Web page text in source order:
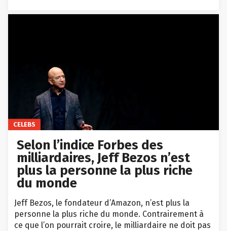
CELEBS
Selon l’indice Forbes des
milliardaires, Jeff Bezos n’est
plus la personne la plus riche
du monde
Jeff Bezos, le fondateur d’Amazon, n’est plus la
personne la plus riche du monde. Contrairement à
ce que l’on pourrait croire, le milliardaire ne doit pas